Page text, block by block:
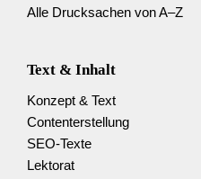
Alle Drucksachen von A–Z
Text & Inhalt
Konzept & Text
Content­erstellung
SEO-Texte
Lektorat